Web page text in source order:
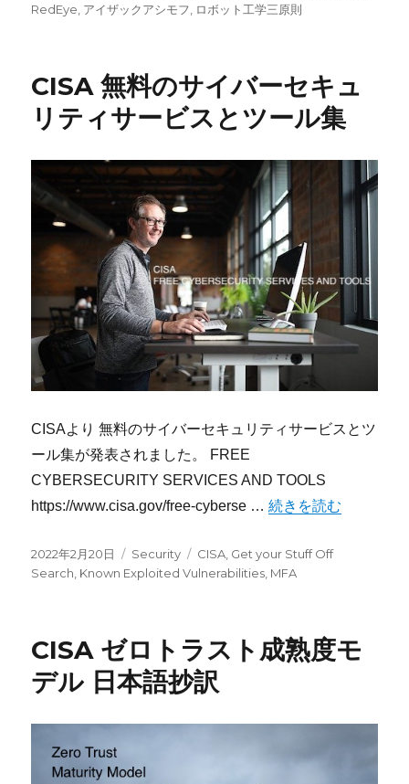
日:
ゴ
グ
RedEye アイザックアシモフ ロボット工学三原則
CISA 無料のサイバーセキュ
リティサービスとツール集
CISAより 無料のサイバーセキュリティサービスとツ
ール集が発表されました。 FREE
CYBERSECURITY SERVICES AND TOOLS
https://www.cisa.gov/free-cyberse …“CISA 無料のサイバ
続きを読む
投
稿
2022年2月20日
カ
テ
Security
タ
グ
CISA, Get your Stuff Off
Search, Known Exploited Vulnerabilities, MFA
CISA ゼロトラスト成熟度モ
デル 日本語抄訳